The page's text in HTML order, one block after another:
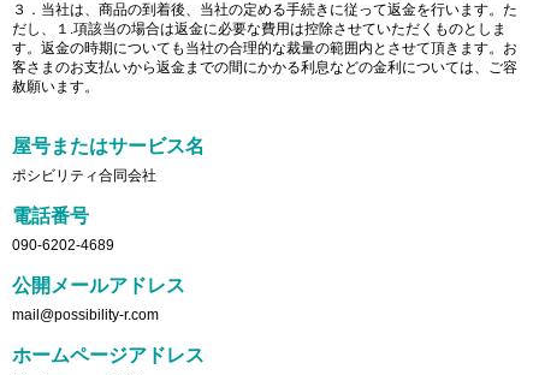
３．当社は、商品の到着後、当社の定める手続きに従って返金を行います。た
だし、１.項該当の場合は返金に必要な費用は控除させていただくものとしま
す。返金の時期についても当社の合理的な裁量の範囲内とさせて頂きます。お
客さまのお支払いから返金までの間にかかる利息などの金利については、ご容
赦願います。
屋号またはサービス名
ポシビリティ合同会社
電話番号
090-6202-4689
公開メールアドレス
mail@possibility-r.com
ホームページアドレス